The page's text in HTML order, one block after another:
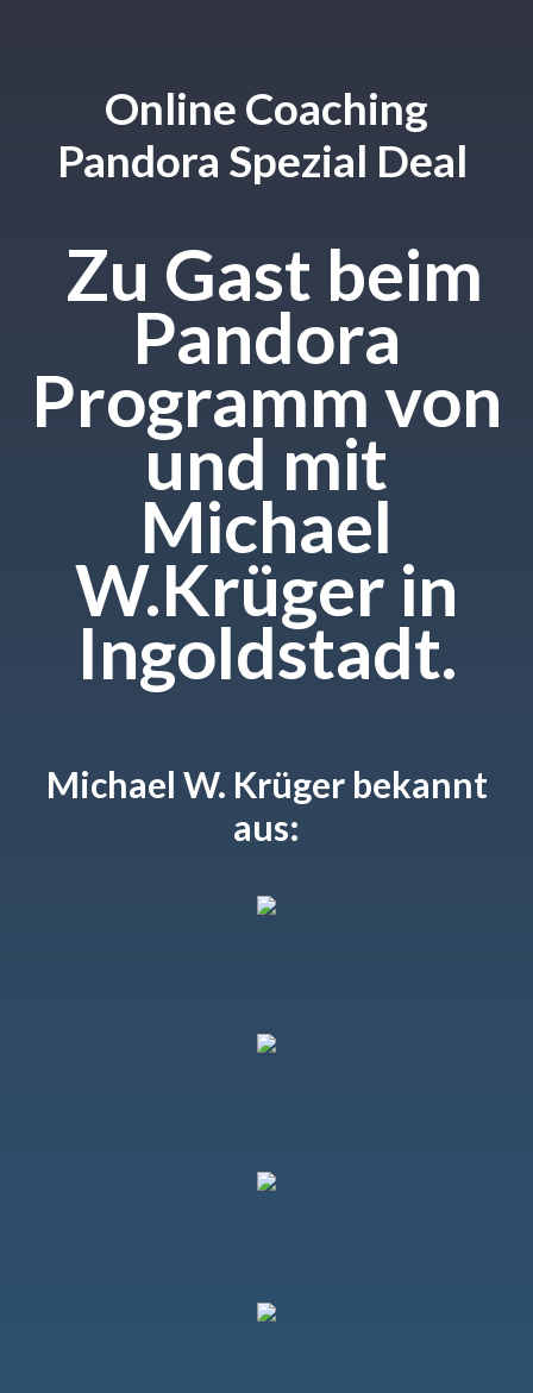
Online Coaching
Pandora Spezial Deal
Zu Gast beim
Pandora
Programm von
und mit
Michael
W.Krüger in
Ingoldstadt.
Michael W. Krüger bekannt
aus: